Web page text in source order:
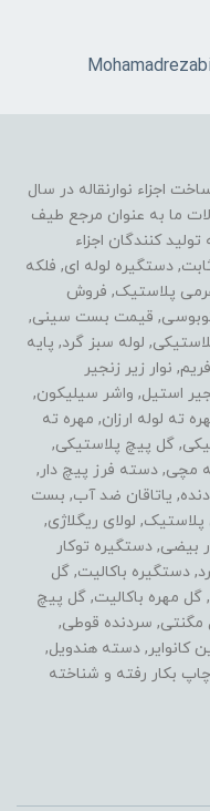
اجزاء نوارنقاله در سال
اخیر محصولات ما به عنوان مرجع طیف
کنندگان اجزاء
دستگیره لوله ای, فلکه
پلاستیک, فروش
اتوبوسی, قیمت بست سینی,
لوله سبز گرد, پایه
نوار زیر زنجیر
استیل, واشر سیلیکون,
لوله ارزان, مهره ته
گل پیچ پلاستیکی,
مچی, دسته فرز پیچ دار,
دنده, یاتاقان ضد آب, بست
لولای ریگلاژی,
بیضی, دستگیره توکار
دستگیره باکالیت, گل
قوطی, گل مهره باکالیت, گل پیچ
دو پر, گل مهره 2 پر, قفل مگنتی, سردنده قوطی,
کانوایر, دسته هندویل,
بکار رفته و شناخته